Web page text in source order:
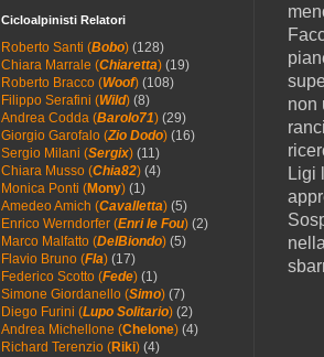
non
Ligi
Cicloalpinisti Relatori
Roberto Santi (Bobo) (128)
Chiara Marrale (Chiaretta) (19)
Roberto Bracco (Woof) (108)
Filippo Serafini (Wild) (8)
Andrea Codda (Barolo71) (29)
Giorgio Garofalo (Zio Dodo) (16)
Sergio Milani (Sergix) (11)
Chiara Musso (Chia82) (4)
Monica Ponti (Mony) (1)
Amedeo Amich (Cavalletta) (5)
Enrico Werndorfer (Enri le Fou) (2)
Marco Malfatto (DelBiondo) (5)
Flavio Bruno (Fla) (17)
Federico Scotto (Fede) (1)
Simone Giordanello (Simo) (7)
Diego Furini (Lupo Solitario) (2)
Andrea Michellone (Chelone) (4)
Richard Terenzio (Riki) (4)